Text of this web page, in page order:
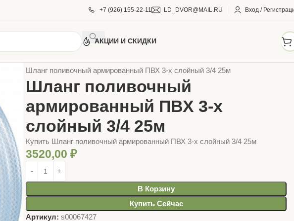
+7 (926) 155-22-11 LD_DVOR@MAIL.RU Вход /
АКЦИИ И СКИДКИ
Шланг поливочный армированный ПВХ 3-х слойный 3/4 25м
Шланг поливочный
армированный ПВХ 3-х
слойный 3/4 25м
Купить Шланг поливочный армированный ПВХ 3-х слойный 3/4 25м
3520,00₽
В Корзину
Купить Сейчас
Артикул:s00067427